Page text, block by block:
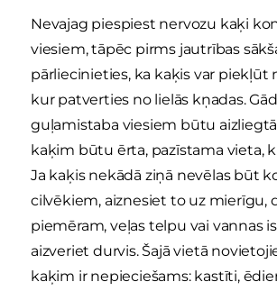
Nevajag piespiest nervozu kaķi
viesiem, tāpēc pirms jautrības
pārliecinieties, ka kaķis var piekļūt
kur patverties no lielās kņadas.
guļamistaba viesiem būtu
kaķim būtu ērta, pazīstama vieta,
Ja kaķis nekādā ziņā nevēlas būt
cilvēkiem, aiznesiet to uz mierīgu,
piemēram, veļas telpu vai vannas
aizveriet durvis. Šajā vietā
kaķim ir nepieciešams: kastīti,